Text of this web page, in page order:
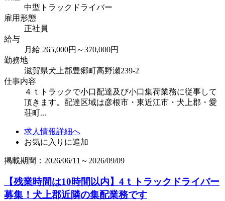
中型トラックドライバー
雇用形態
正社員
給与
月給 265,000円～370,000円
勤務地
滋賀県犬上郡豊郷町高野瀬239-2
仕事内容
４ｔトラックで小口配達及び小口集荷業務に従事して
頂きます。配達区域は彦根市・東近江市・犬上郡・愛
荘町...
求人情報詳細へ
お気に入りに追加
掲載期間：2026/06/11～2026/09/09
【残業時間は10時間以内】4ｔトラックドライバー
募集！犬上郡近隣の集配業務です